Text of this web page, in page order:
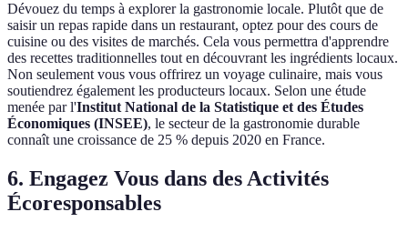
Dévouez du temps à explorer la gastronomie locale. Plutôt que de
saisir un repas rapide dans un restaurant, optez pour des cours de
cuisine ou des visites de marchés. Cela vous permettra d'apprendre
des recettes traditionnelles tout en découvrant les ingrédients locaux.
Non seulement vous vous offrirez un voyage culinaire, mais vous
soutiendrez également les producteurs locaux. Selon une étude
menée par l'Institut National de la Statistique et des Études
Économiques (INSEE), le secteur de la gastronomie durable
connaît une croissance de 25 % depuis 2020 en France.
6. Engagez Vous dans des Activités
Écoresponsables